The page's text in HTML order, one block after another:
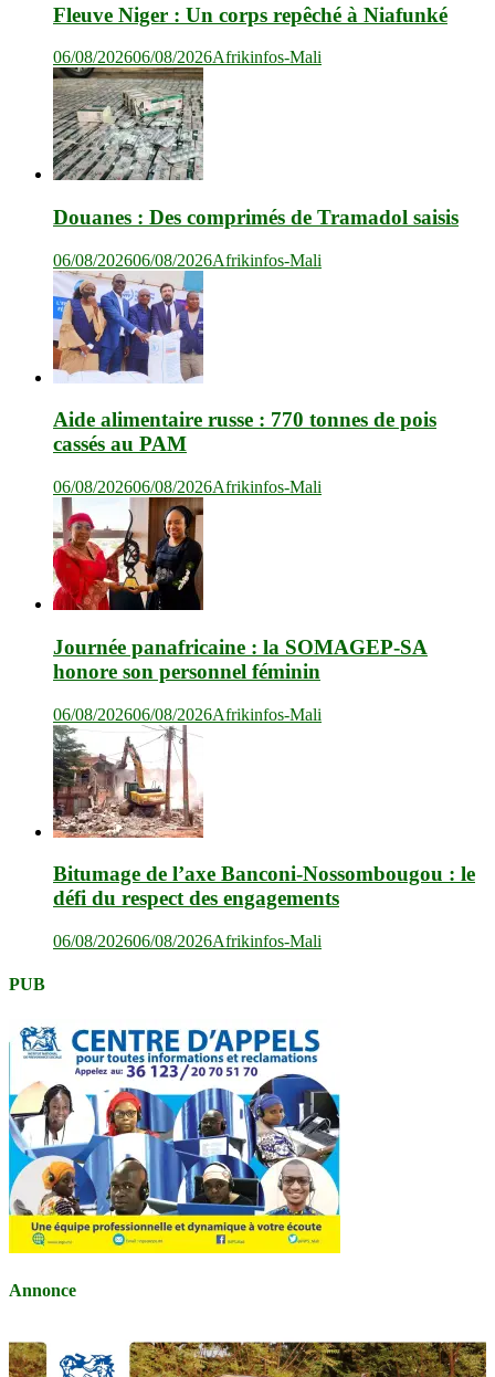
Fleuve Niger : Un corps repêché à Niafunké
06/08/202606/08/2026Afrikinfos-Mali
Douanes : Des comprimés de Tramadol saisis
06/08/202606/08/2026Afrikinfos-Mali
Aide alimentaire russe : 770 tonnes de pois
cassés au PAM
06/08/202606/08/2026Afrikinfos-Mali
Journée panafricaine : la SOMAGEP-SA
honore son personnel féminin
06/08/202606/08/2026Afrikinfos-Mali
Bitumage de l’axe Banconi-Nossombougou : le
défi du respect des engagements
06/08/202606/08/2026Afrikinfos-Mali
PUB
Annonce